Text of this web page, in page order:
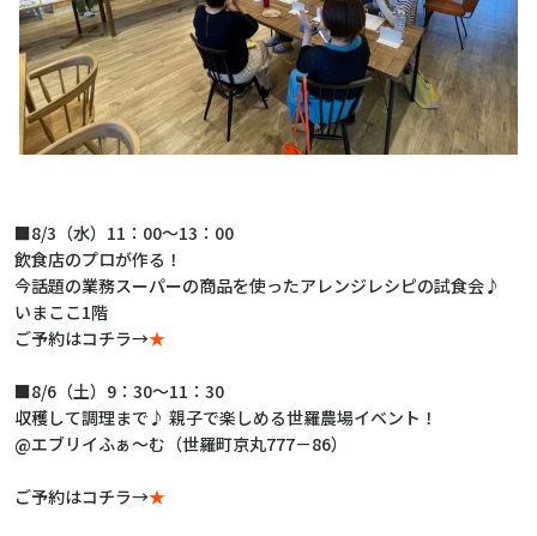
■8/3（水）11：00～13：00
飲食店のプロが作る！
今話題の業務スーパーの商品を使ったアレンジレシピの試食会♪
いまここ1階
ご予約はコチラ→★
■8/6（土）9：30～11：30
収穫して調理まで♪ 親子で楽しめる世羅農場イベント！
@エブリイふぁ～む（世羅町京丸777－86）
ご予約はコチラ→★